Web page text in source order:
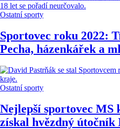
Ostatní sporty
Sportovec roku 2022:
Pecha, házenkářek a
Ostatní sporty
Nejlepší sportovec
získal hvězdný